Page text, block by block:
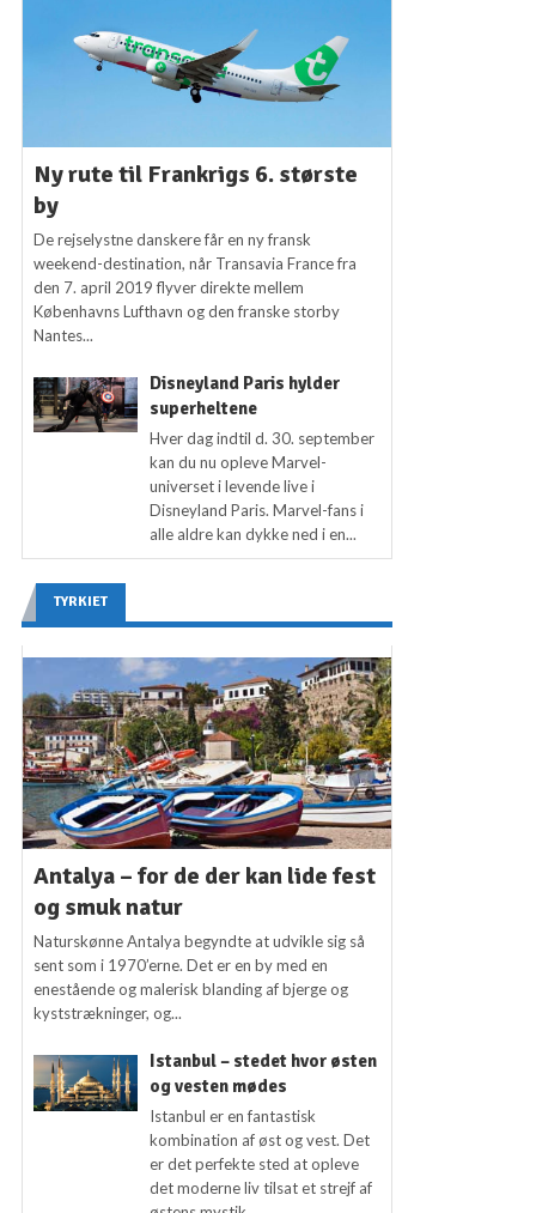
Ny rute til Frankrigs 6. største
by
De rejselystne danskere får en ny fransk
weekend-destination, når Transavia France fra
den 7. april 2019 flyver direkte mellem
Københavns Lufthavn og den franske storby
Nantes...
Disneyland Paris hylder
superheltene
Hver dag indtil d. 30. september
kan du nu opleve Marvel-
universet i levende live i
Disneyland Paris. Marvel-fans i
alle aldre kan dykke ned i en...
TYRKIET
Antalya – for de der kan lide fest
og smuk natur
Naturskønne Antalya begyndte at udvikle sig så
sent som i 1970’erne. Det er en by med en
enestående og malerisk blanding af bjerge og
kyststrækninger, og...
Istanbul – stedet hvor østen
og vesten mødes
Istanbul er en fantastisk
kombination af øst og vest. Det
er det perfekte sted at opleve
det moderne liv tilsat et strejf af